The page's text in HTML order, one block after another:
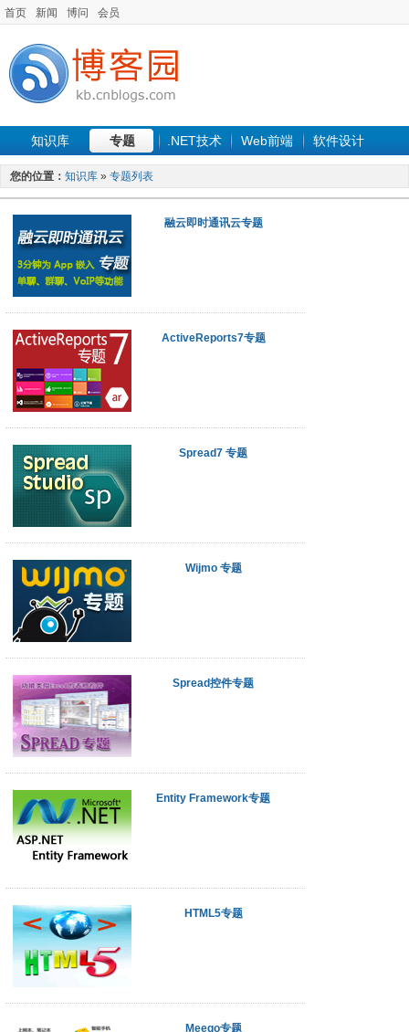
首页 新闻 博问 会员
知识库 专题 .NET技术 Web前端 软件设计
手机开发 软件工程
最新文章
您的位置： 知识库 » 专题列表
融云即时通讯云专题
ActiveReports7专题
Spread7 专题
Wijmo 专题
Spread控件专题
Entity Framework专题
HTML5专题
Meego专题